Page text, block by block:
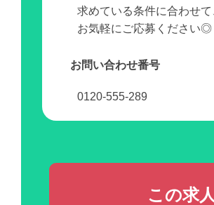
求めている条件に合わせ
お気軽にご応募ください◎
お問い合わせ番号
0120-555-289
この求